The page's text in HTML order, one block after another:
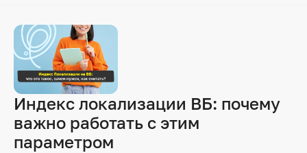
Индекс локализации ВБ: почему
важно работать с этим
параметром